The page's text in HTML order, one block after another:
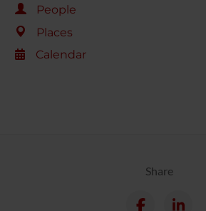
People
Places
Calendar
Share